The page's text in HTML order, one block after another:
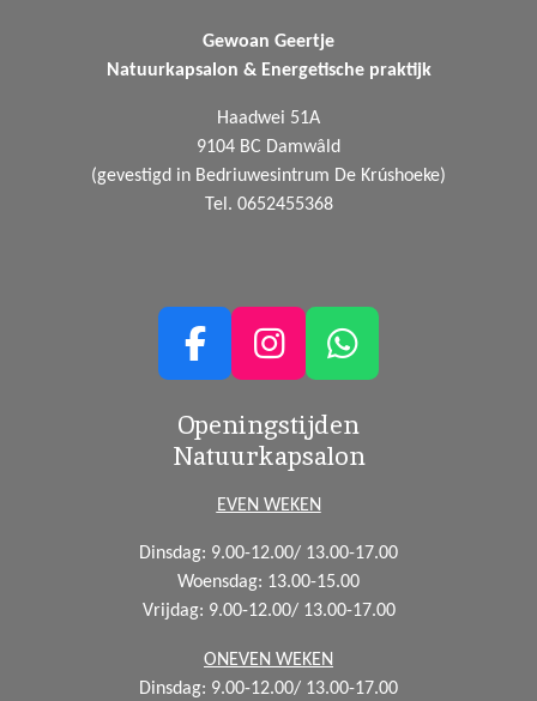
Gewoan Geertje
Natuurkapsalon & Energetische praktijk
Haadwei 51A
9104 BC Damwâld
(gevestigd in Bedriuwesintrum De Krúshoeke)
Tel. 0652455368
F
c
e
o
k
I
s
t
a
r
a
W
a
t
p
p
Openingstijden
Natuurkapsalon
EVEN WEKEN
Dinsdag: 9.00-12.00/ 13.00-17.00
Woensdag: 13.00-15.00
Vrijdag: 9.00-12.00/ 13.00-17.00
ONEVEN WEKEN
Dinsdag: 9.00-12.00/ 13.00-17.00